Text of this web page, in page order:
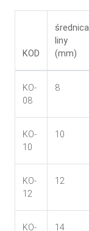
KOD
średnica
liny
(mm)
KO-
08
8
KO-
10
10
KO-
12
12
KO-
14